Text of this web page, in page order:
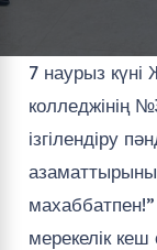
7 наурыз
колледжінің
ізгілендіру
мерекелік кеш